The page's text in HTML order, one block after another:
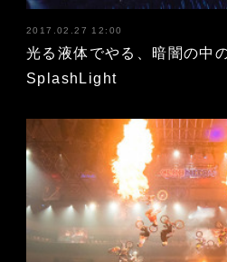
2017.02.27 12:00
光る液体でやる、暗闇の中
SplashLight